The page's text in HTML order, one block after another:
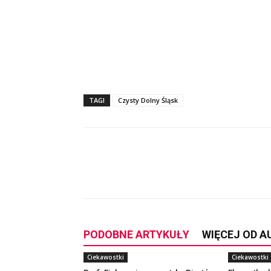
TAGI Czysty Dolny Śląsk
PODOBNE ARTYKUŁY WIĘCEJ OD
Ciekawostki Ciekawostki